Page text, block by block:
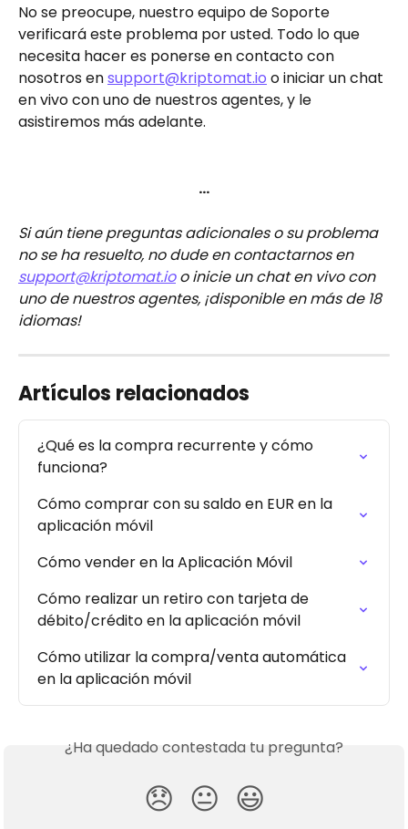
No se preocupe, nuestro equipo de Soporte
verificará este problema por usted. Todo lo que
necesita hacer es ponerse en contacto con
nosotros en support@kriptomat.io o iniciar un chat
en vivo con uno de nuestros agentes, y le
asistiremos más adelante.
…
Si aún tiene preguntas adicionales o su problema
no se ha resuelto, no dude en contactarnos en
support@kriptomat.io o inicie un chat en vivo con
uno de nuestros agentes, ¡disponible en más de 18
idiomas!
Artículos relacionados
¿Qué es la compra recurrente y cómo
funciona?
Cómo comprar con su saldo en EUR en la
aplicación móvil
Cómo vender en la Aplicación Móvil
Cómo realizar un retiro con tarjeta de
débito/crédito en la aplicación móvil
Cómo utilizar la compra/venta automática
en la aplicación móvil
¿Ha quedado contestada tu pregunta?
😞 😐 😃